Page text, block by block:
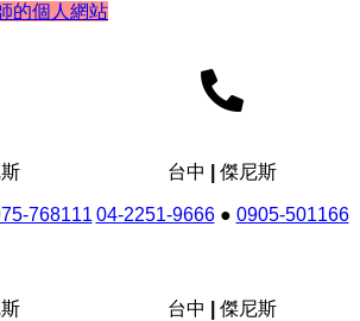
的個人網站
768111
台中 | 傑尼斯
04-2251-9666● 0905-501166
台中 | 傑尼斯